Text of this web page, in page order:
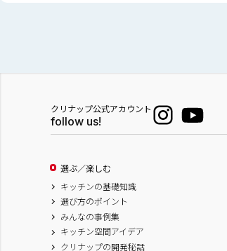
クリナップ公式アカウント
follow us!
選ぶ／楽しむ
キッチンの基礎知識
選び方のポイント
みんなの事例集
キッチン空間アイデア
クリナップの開発秘話